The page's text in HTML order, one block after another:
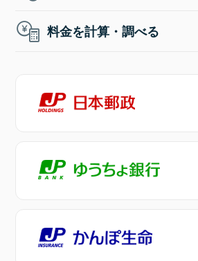
料金を計算・調べる